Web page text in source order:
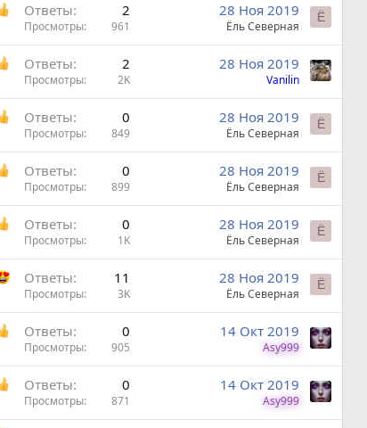
Ответы 2
Просмотры 961
28 Ноя 2019
Ёль Северная
Ё
Ответы 2
Просмотры 2K
28 Ноя 2019
Vanilin
Ответы 0
Просмотры 849
28 Ноя 2019
Ёль Северная
Ё
Ответы 0
Просмотры 899
28 Ноя 2019
Ёль Северная
Ё
Ответы 0
Просмотры 1K
28 Ноя 2019
Ёль Северная
Ё
Ответы 11
Просмотры 3K
28 Ноя 2019
Ёль Северная
Ё
Ответы 0
Просмотры 905
14 Окт 2019
Asy999
Ответы 0
Просмотры 871
14 Окт 2019
Asy999